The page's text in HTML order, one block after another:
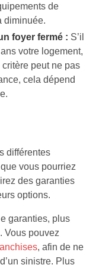
de
diminuée.
foyer fermé : S’il
votre logement,
peut ne pas
cela dépend
différentes
vous pourriez
des garanties
options.
garanties, plus
Vous pouvez
, afin de ne
sinistre. Plus